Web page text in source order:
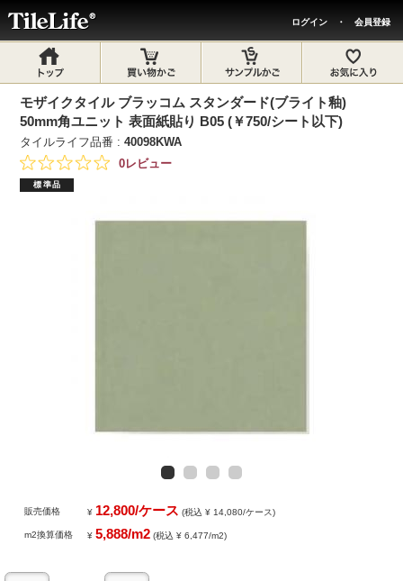
ログイン ・ 会員登録
モザイクタイル ブラッコム スタンダード(ブライト釉)
50mm角ユニット 表面紙貼り B05 (￥750/シート以下)
タイルライフ品番 :40098KWA
0レビュー
標準品
販売価格 ¥ 12,800/ケース (税込 ¥ 14,080/ケース)
m2換算価格 ¥5,888/m2 (税込 ¥ 6,477/m2)